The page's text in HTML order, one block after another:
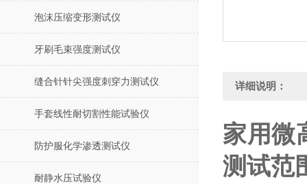
泡沫压缩变形测试仪
牙刷毛束强度测试仪
缝合针针尖强度刺穿力测试仪
手套线性耐切割性能试验仪
防护服化学渗透测试仪
耐静水压试验仪
详细说明：
家用微
测试范